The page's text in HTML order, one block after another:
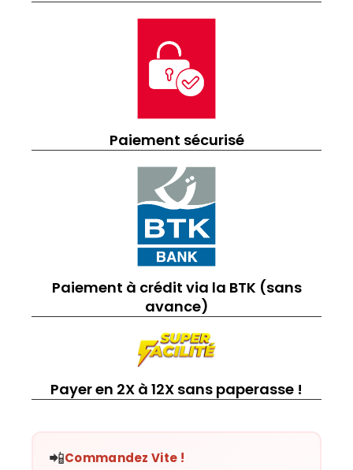
Paiement sécurisé
Paiement à crédit via la BTK (sans
avance)
Payer en 2X à 12X sans paperasse !
📲Commandez Vite !